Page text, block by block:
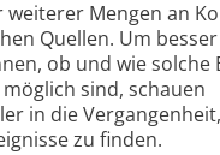
weiterer Mengen an
Quellen. Um besser
ob und wie solche
sind, schauen
in die
zu finden.